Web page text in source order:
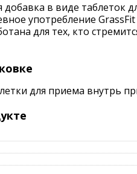
добавка в виде
употребление
для тех, кто
для приема внутрь